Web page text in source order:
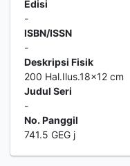
Edisi
-
ISBN/ISSN
-
Deskripsi Fisik
200 Hal.Ilus.18x12 cm
Judul Seri
-
No. Panggil
741.5 GEG j